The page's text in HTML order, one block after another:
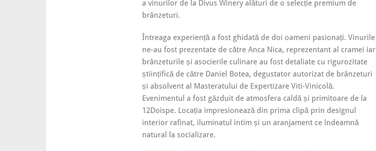
a vinurilor de la Divus Winery alături de o selecție premium de
brânzeturi.
Întreaga experiență a fost ghidată de doi oameni pasionați. Vinurile
ne-au fost prezentate de către Anca Nica, reprezentant al cramei iar
brânzeturile și asocierile culinare au fost detaliate cu rigurozitate
științifică de către Daniel Botea, degustator autorizat de brânzeturi
și absolvent al Masteratului de Expertizare Viti-Vinicolă.
Evenimentul a fost găzduit de atmosfera caldă și primitoare de la
12Doispe. Locația impresionează din prima clipă prin designul
interior rafinat, iluminatul intim și un aranjament ce îndeamnă
natural la socializare.